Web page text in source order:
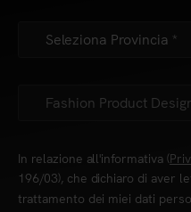
In relazione all'informativa (
196/03), che dichiaro di aver
trattamento dei miei dati